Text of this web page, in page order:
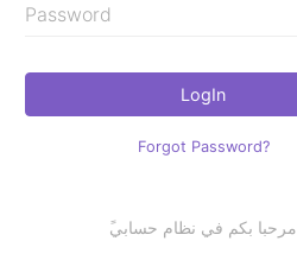
Password
LogIn
Forgot Password?
ًمرحبا بكم في نظام حسابي